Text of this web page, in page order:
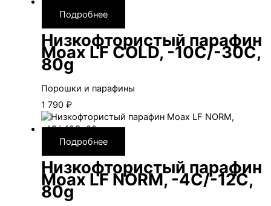
Подробнее
Низкофтористый парафин
Moax LF COLD, -10С/-30С,
80g
Порошки и парафины
1 790 ₽
Подробнее
Низкофтористый парафин
Moax LF NORM, -4С/-12С,
80g